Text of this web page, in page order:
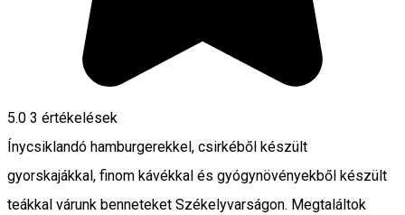
5.0 3 értékelések
Ínycsiklandó hamburgerekkel, csirkéből készült
gyorskajákkal, finom kávékkal és gyógynövényekből készült
teákkal várunk benneteket Székelyvarságon. Megtaláltok